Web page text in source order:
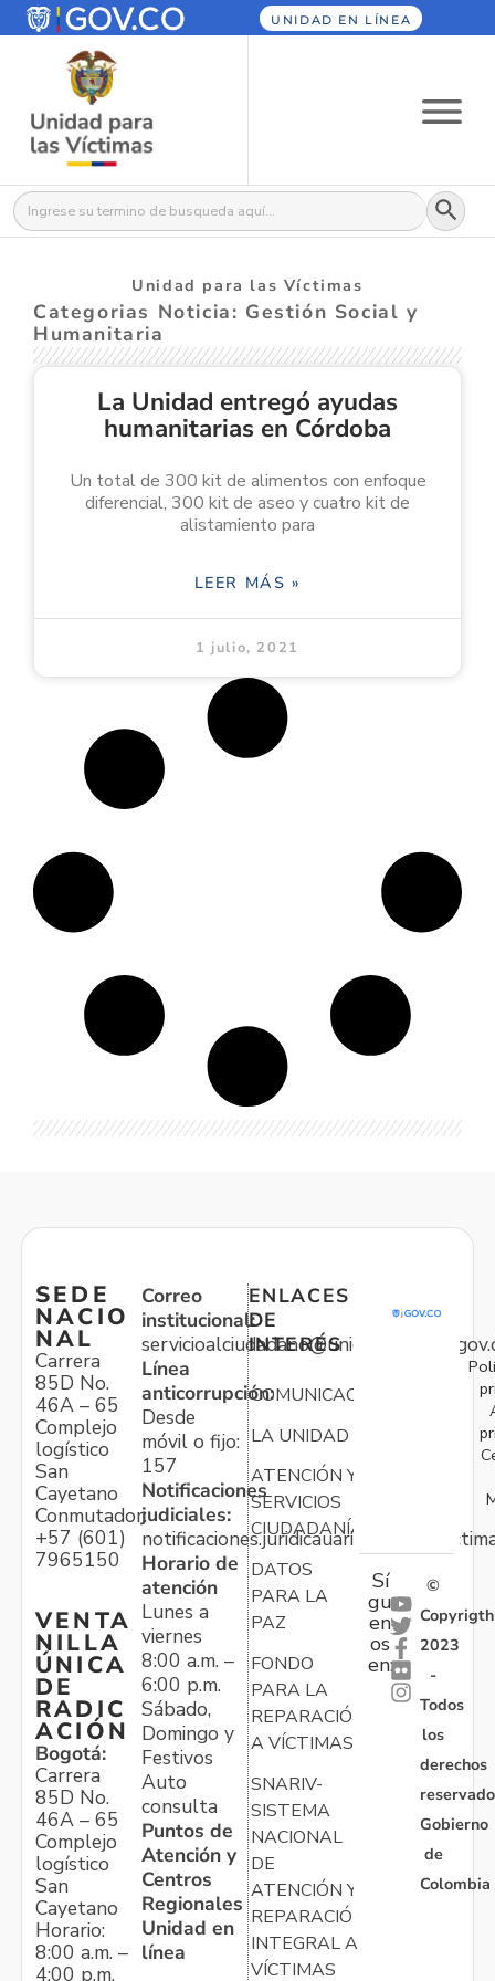
UNIDAD EN LÍNEA
Buscar: Botón
Unidad para las Víctimas
Categorias Noticia: Gestión Social y
Humanitaria
La Unidad entregó ayudas
humanitarias en Córdoba
Un total de 300 kit de alimentos con enfoque
diferencial, 300 kit de aseo y cuatro kit de
alistamiento para
LEER MÁS »
1 julio, 2021
SEDE
NACIO
NAL
Carrera
85D No.
46A – 65
Complejo
logístico
San
Cayetano
Conmutador:
+57 (601)
7965150
VENTA
NILLA
ÚNICA
DE
RADIC
ACIÓN
Bogotá:
Carrera
85D No.
46A – 65
Complejo
logístico
San
Cayetano
Horario:
8:00 a.m. –
4:00 p.m.
Correo
institucional:
Línea
anticorrupción:
Desde
móvil o fijo:
157
Notificaciones
judiciales:
Horario de
atención
Lunes a
viernes
8:00 a.m. –
6:00 p.m.
Sábado,
Domingo y
Festivos
Auto
consulta
Puntos de
Atención y
Centros
Regionales
Unidad en
línea
ENLACES
DE
INTERÉS
COMUNICACIONES
LA UNIDAD
ATENCIÓN Y
SERVICIOS
CIUDADANÍA
DATOS
PARA LA
PAZ
FONDO
PARA LA
REPARACIÓN
A VÍCTIMAS
SNARIV-
SISTEMA
NACIONAL
DE
ATENCIÓN Y
REPARACIÓN
INTEGRAL A
VÍCTIMAS
Sí
gu
en
os
en:
©
Copyrigth
2023
-
Todos
los
derechos
Gobierno
de
Colombia